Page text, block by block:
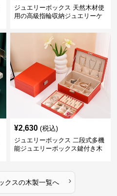
ジュエリーボックス 天然木材使
用の高級指輪収納ジュエリーケ
¥2,630 (税込)
ジュエリーボックス 二段式多機
能ジュエリーボックス鍵付き木
クスの木製一覧へ ›